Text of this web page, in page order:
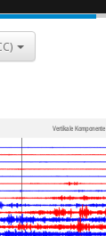
Vertikale Komponente